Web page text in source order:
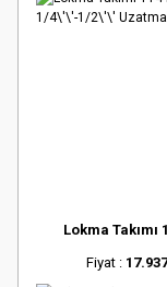
Lokma Takımı
Fiyat :